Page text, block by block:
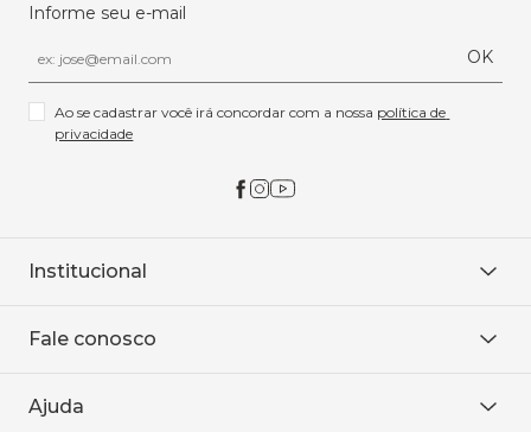
Informe seu e-mail
OK
Ao se cadastrar você irá concordar com a nossa política de
privacidade
Institucional
Onde encontrar
Baixe o APP
Fale conosco
WhatsApp
Ajuda